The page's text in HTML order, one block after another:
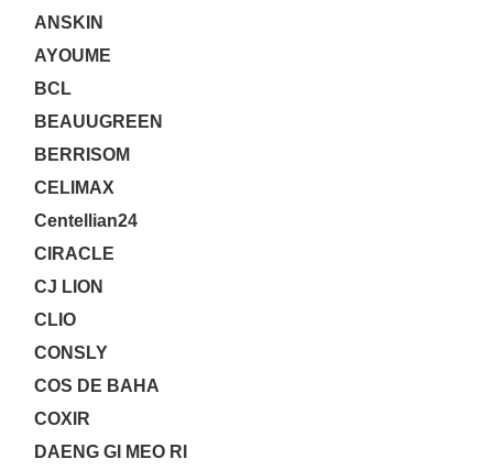
ANSKIN
AYOUME
BCL
BEAUUGREEN
BERRISOM
CELIMAX
Centellian24
CIRACLE
CJ LION
CLIO
CONSLY
COS DE BAHA
COXIR
DAENG GI MEO RI